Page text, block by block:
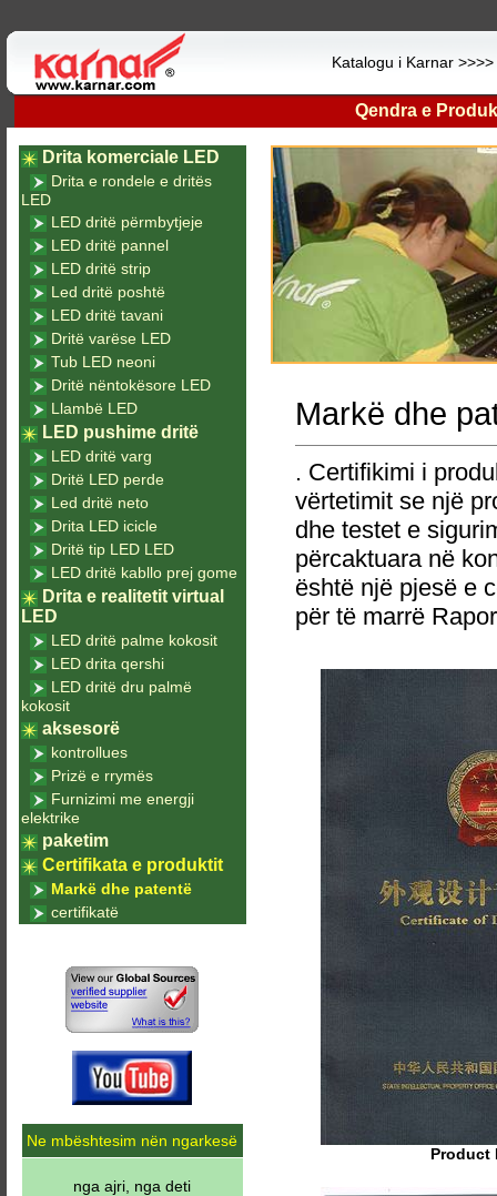
Katalogu i Karnar >>>>
Qendra e
Markë dhe
. Certifikimi i
vërtetimit se një
dhe testet e
përcaktuara në
është një pjesë e
për të marrë
Product
Drita komerciale LED
Drita e rondele e dritës
LED
LED dritë përmbytjeje
LED dritë pannel
LED dritë strip
Led dritë poshtë
LED dritë tavani
Dritë varëse LED
Tub LED neoni
Dritë nëntokësore LED
Llambë LED
LED pushime dritë
LED dritë varg
Dritë LED perde
Led dritë neto
Drita LED icicle
Dritë tip LED LED
LED dritë kabllo prej gome
Drita e realitetit virtual
LED
LED dritë palme kokosit
LED drita qershi
LED dritë dru palmë
kokosit
aksesorë
kontrollues
Prizë e rrymës
Furnizimi me energji
elektrike
paketim
Certifikata e produktit
Markë dhe patentë
certifikatë
Ne mbështesim nën ngarkesë
nga ajri, nga deti